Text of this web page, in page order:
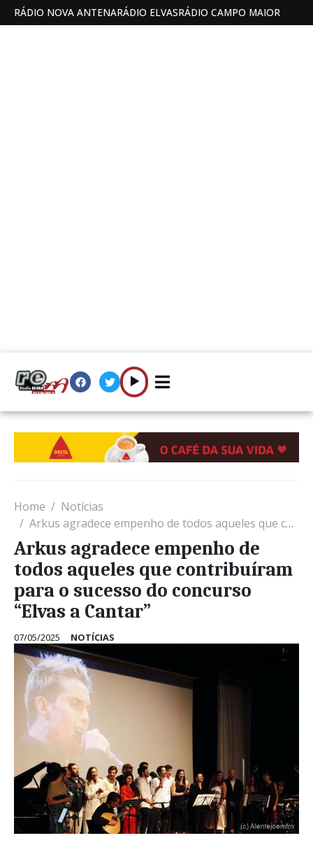
RÁDIO NOVA ANTENARÁDIO ELVASRÁDIO CAMPO MAIOR
Home
Notícias
Arkus agradece empenho de todos aqueles que contribuíram para o sucesso do concurso “Elvas a Cantar”
Arkus agradece empenho de
todos aqueles que contribuíram
para o sucesso do concurso
“Elvas a Cantar”
07/05/2025 NOTÍCIAS